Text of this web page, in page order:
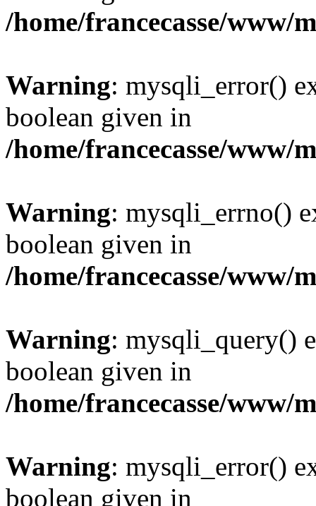
/home/francecasse/www/
Warning: mysqli_error()
boolean given in
/home/francecasse/www/
Warning: mysqli_errno()
boolean given in
/home/francecasse/www/
Warning: mysqli_query()
boolean given in
/home/francecasse/www/
Warning: mysqli_error()
boolean given in